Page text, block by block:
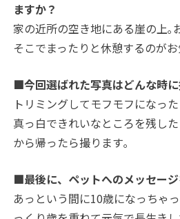
ますか？
家の近所の空き地にある崖の上｡
そこでまったりと休憩するのが
■今回選ばれた写真はどんな時に
トリミングしてモフモフになっ
真っ白できれいなところを残し
から帰ったら撮ります｡
■最後に、ペットへのメッセー
あっという間に10歳になっちゃ